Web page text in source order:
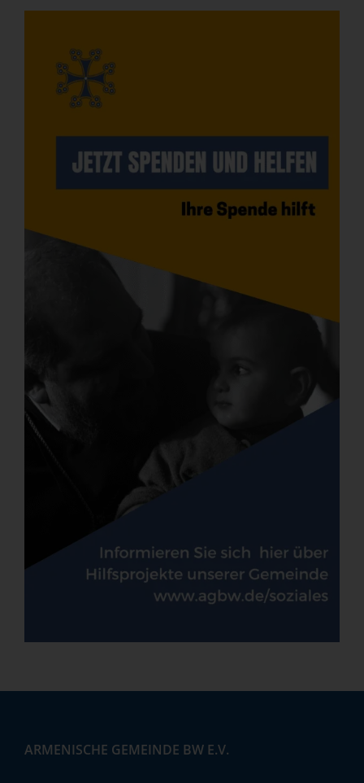
ARMENISCHE GEMEINDE BW E.V.